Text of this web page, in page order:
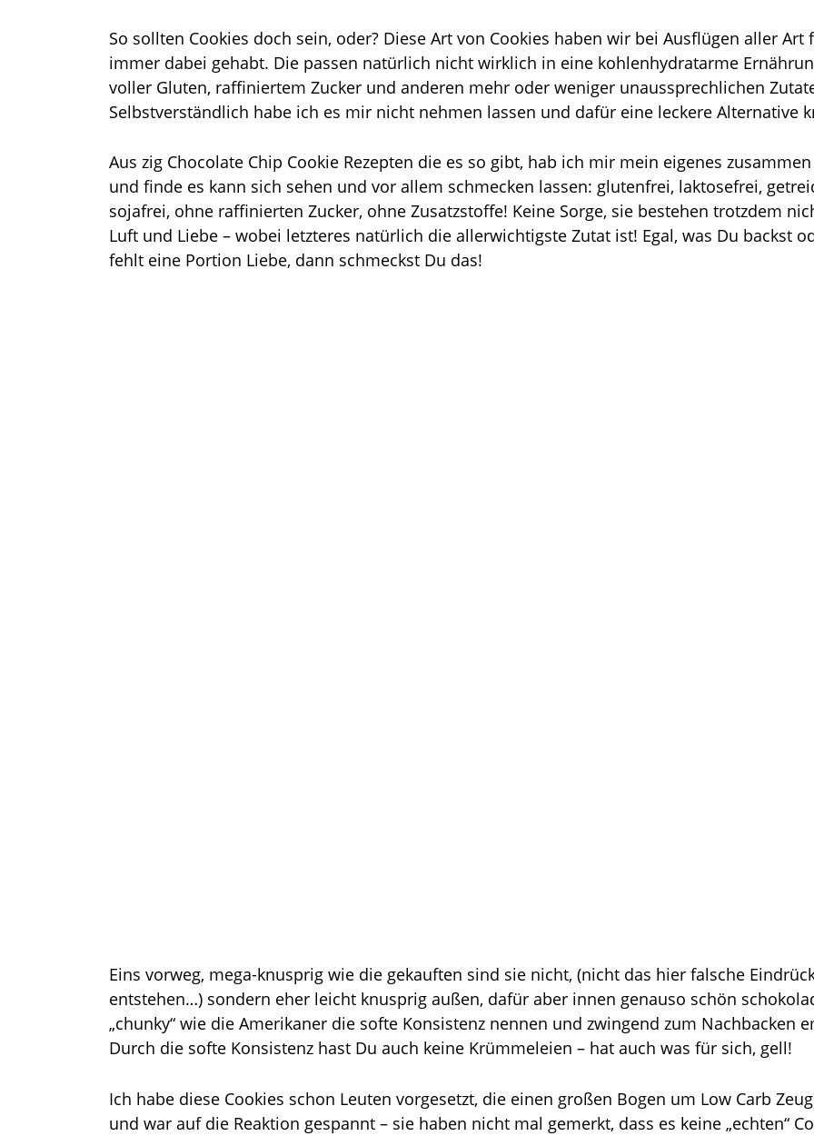
So sollten Cookies doch sein, oder? Diese Art von Cookies haben wir bei Ausflügen aller Art
immer dabei gehabt. Die passen natürlich nicht wirklich in eine kohlenhydratarme
voller Gluten, raffiniertem Zucker und anderen mehr oder weniger unaussprechlichen
Selbstverständlich habe ich es mir nicht nehmen lassen und dafür eine leckere Alternative
Aus zig Chocolate Chip Cookie Rezepten die es so gibt, hab ich mir mein eigenes
und finde es kann sich sehen und vor allem schmecken lassen: glutenfrei, laktosefrei,
sojafrei, ohne raffinierten Zucker, ohne Zusatzstoffe! Keine Sorge, sie bestehen trotzdem
Luft und Liebe – wobei letzteres natürlich die allerwichtigste Zutat ist! Egal, was Du backst
fehlt eine Portion Liebe, dann schmeckst Du das!
Eins vorweg, mega-knusprig wie die gekauften sind sie nicht, (nicht das hier falsche
entstehen…) sondern eher leicht knusprig außen, dafür aber innen genauso schön
„chunky“ wie die Amerikaner die softe Konsistenz nennen und zwingend zum Nachbacken
Durch die softe Konsistenz hast Du auch keine Krümmeleien – hat auch was für sich, gell!
Ich habe diese Cookies schon Leuten vorgesetzt, die einen großen Bogen um Low Carb
und war auf die Reaktion gespannt – sie haben nicht mal gemerkt, dass es keine „echten“